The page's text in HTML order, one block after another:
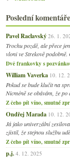
Poslední komentáře
Pavel Raclavský 26. 1.
Trochu pozdě, ale přece
vloni ve Strekově
Dvě frankovky s
William Vaverka 10. 12.
Pokud se bude klučit na
Nicméně se obávám, že
Z čeho pít víno, smutné
Ondřej Marada 10. 12.
Já jako univerzální
zjistil, že stejnou službu
Z čeho pít víno, smutné
p.j. 4. 12. 2025